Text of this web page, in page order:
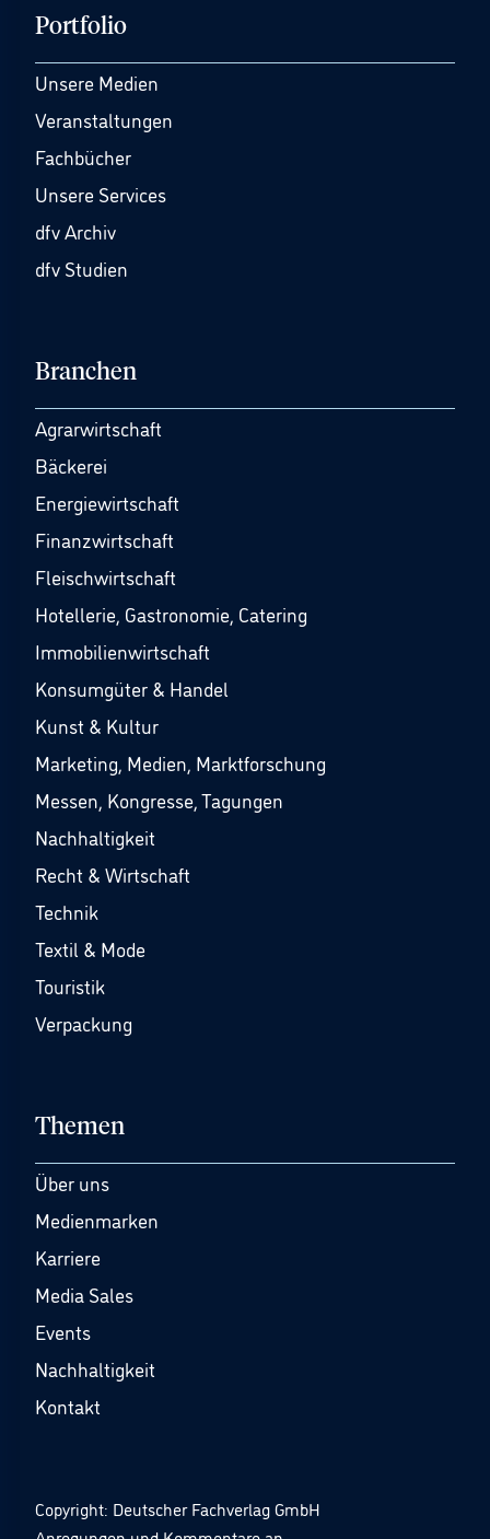
Portfolio
Unsere Medien
Veranstaltungen
Fachbücher
Unsere Services
dfv Archiv
dfv Studien
Branchen
Agrarwirtschaft
Bäckerei
Energiewirtschaft
Finanzwirtschaft
Fleischwirtschaft
Hotellerie, Gastronomie, Catering
Immobilienwirtschaft
Konsumgüter & Handel
Kunst & Kultur
Marketing, Medien, Marktforschung
Messen, Kongresse, Tagungen
Nachhaltigkeit
Recht & Wirtschaft
Technik
Textil & Mode
Touristik
Verpackung
Themen
Über uns
Medienmarken
Karriere
Media Sales
Events
Nachhaltigkeit
Kontakt
Copyright: Deutscher Fachverlag GmbH